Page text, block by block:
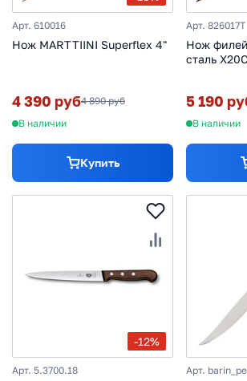
Арт. 610016
Нож MARTTIINI Superflex 4"
4 390 руб4 890 руб
В наличии
Купить
Арт. 826017T
Нож
сталь
5 190
В наличии
-12%
Арт. 5.3700.18 Арт.